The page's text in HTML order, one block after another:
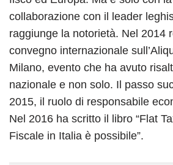
collaborazione con il leader
raggiunge la notorietà. Nel 2014
convegno internazionale
Milano, evento che ha avuto
nazionale e non solo. Il passo
2015, il ruolo di responsabile
Nel 2016 ha scritto il libro “Flat
Fiscale in Italia è possibile”.